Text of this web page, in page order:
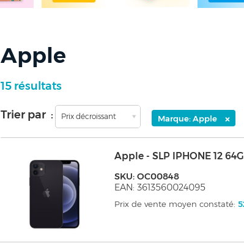
Apple
15 résultats
Trier par : Prix décroissant Marque: Apple ×
Apple - SLP IPHONE 12
SKU: OC00848
EAN: 3613560024095
Prix de vente moyen constaté: